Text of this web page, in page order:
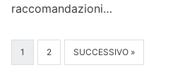
raccomandazioni…
1 2 SUCCESSIVO »